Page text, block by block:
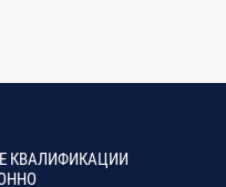
КВАЛИФИКАЦИИ